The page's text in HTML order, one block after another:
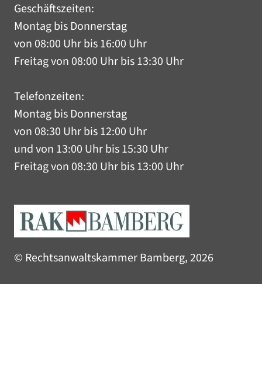
Geschäftszeiten:
Montag bis Donnerstag
von 08:00 Uhr bis 16:00 Uhr
Freitag von 08:00 Uhr bis 13:30 Uhr
Telefonzeiten:
Montag bis Donnerstag
von 08:30 Uhr bis 12:00 Uhr
und von 13:00 Uhr bis 15:30 Uhr
Freitag von 08:30 Uhr bis 13:00 Uhr
© Rechtsanwaltskammer Bamberg, 2026